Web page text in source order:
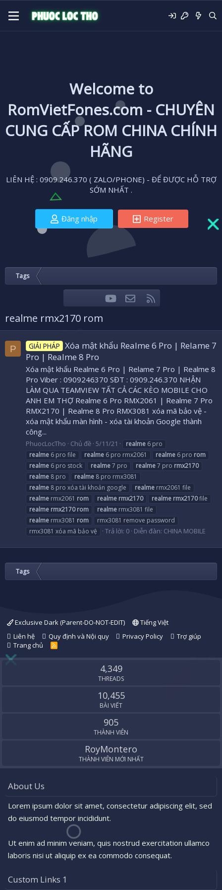
Welcome to
RomVietFones.com - CHUYÊN
CUNG CẤP ROM CHINA CHÍNH
HÃNG
LIÊN HỆ : 0909.246.370 ( ZALO/PHONE) - ĐỂ ĐƯỢC HỖ TRỢ
SỚM NHẤT .
Đăng nhập Register
Tags
FacebookTwitteryoutubeLiên hệ
realme rmx2170 rom
P GIẢI PHÁP Xóa mật khẩu Realme 6 Pro | Relame 7
Pro | Realme 8 Pro
Xóa mật khẩu Realme 6 Pro | Relame 7 Pro | Realme 8
Pro Viber : 0909246370 SĐT : 0909.246.370 NHẬN
LÀM QUA TEAMVIEW TẤT CẢ CÁC KÈO MOBILE CHO
ANH EM THỢ Realme 6 Pro RMX2061 | Realme 7 Pro
RMX2170 | Realme 8 Pro RMX3081 xóa mã bảo vệ -
xóa mật khẩu màn hình - xóa tài khoản Google thành
công...
PhuocLocTho Chủ đề 5/11/21 realme 6 pro
realme 6 pro file realme 6 pro rmx2061 realme 6 pro rom
realme 6 pro stock realme7 pro realme7 pro rmx2170
realme 8 pro realme 8 pro rmx3081
realme 8 pro xóa tài khoản google realme rmx2061 file
realme rmx2061 rom realme rmx2170 realme rmx2170file
realme rmx2170 rom realme rmx3081 file
realme rmx3081 rom
rmx3081 remove password
rmx3081 xóa mã bảo vệ
Trả lời: 0 Diễn đàn: CHINA MOBILE
Tags
Exclusive Dark (Parent-DO-NOT-EDIT)
Tiếng Việt
Liên hệ
Quy định và Nội quy Privacy Policy
Trợ giúp
Trang chủ
R
S
4,349
THREADS
10,455
BÀI VIẾT
905
THÀNH VIÊN
RoyMontero
THÀNH VIÊN MỚI NHẤT
About Us
Lorem ipsum dolor sit amet, consectetur adipiscing elit, sed
do eiusmod tempor incididunt.
Ut enim ad minim veniam, quis nostrud exercitation ullamco
laboris nisi ut aliquip ex ea commodo consequat.
Custom Links 1